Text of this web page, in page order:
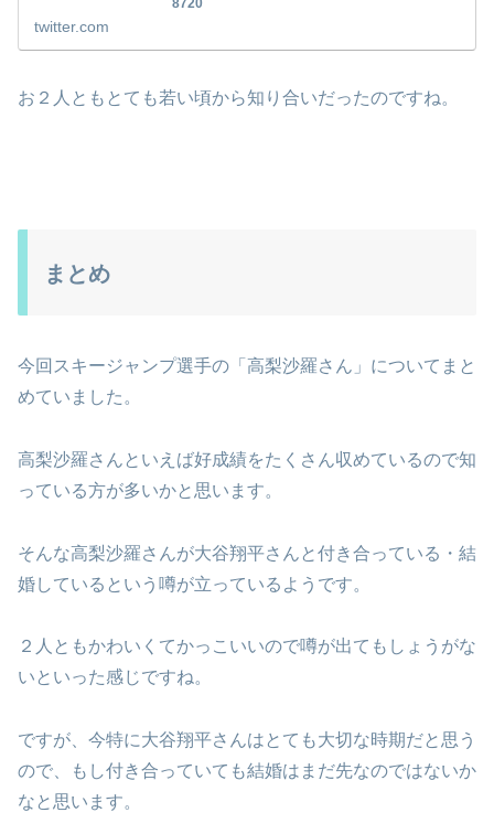
8720
twitter.com
お２人ともとても若い頃から知り合いだったのですね。
まとめ
今回スキージャンプ選手の「高梨沙羅さん」についてまと
めていました。
高梨沙羅さんといえば好成績をたくさん収めているので知
っている方が多いかと思います。
そんな高梨沙羅さんが大谷翔平さんと付き合っている・結
婚しているという噂が立っているようです。
２人ともかわいくてかっこいいので噂が出てもしょうがな
いといった感じですね。
ですが、今特に大谷翔平さんはとても大切な時期だと思う
ので、もし付き合っていても結婚はまだ先なのではないか
なと思います。